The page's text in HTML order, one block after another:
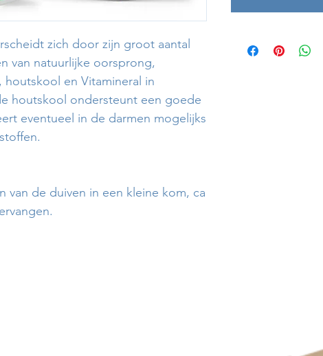
zich door zijn groot aantal
van natuurlijke oorsprong,
houtskool en Vitamineral in
houtskool ondersteunt een goede
eventueel in de darmen mogelijks
van de duiven in een kleine kom, ca